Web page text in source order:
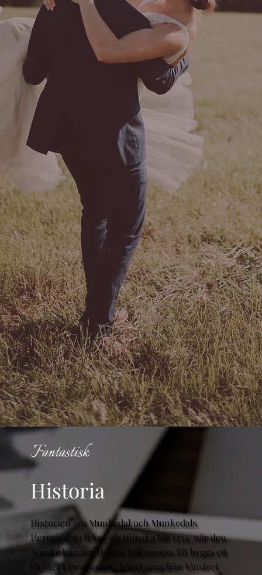
Fantastisk
Historia
Historien om Munkedal och Munkedals
Herrgård sträcker sig tillbaka till 1234, när den
Norske kungen Håkon Håkonsson lät bygga ett
kloster i Dragsmark. Munkarna från klostret